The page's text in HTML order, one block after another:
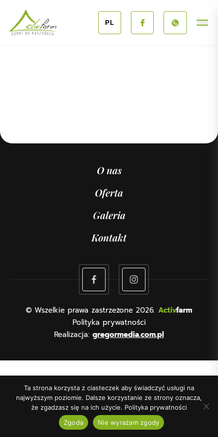
PL
O nas
Oferta
Galeria
Kontakt
© Wszelkie prawa zastrzeżone 2026. Activfarm
Polityka prywatności
Realizacja: gregormedia.com.pl
Ta strona korzysta z ciasteczek aby świadczyć usługi na
najwyższym poziomie. Dalsze korzystanie ze strony oznacza,
że zgadzasz się na ich użycie. Polityka prywatności
Zgoda
Nie wyrażam zgody